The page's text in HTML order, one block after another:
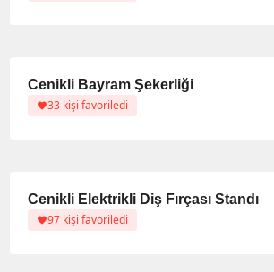
Cenikli Bayram Şekerliği
33 kişi favoriledi
Cenikli Elektrikli Diş Fırçası Standı
97 kişi favoriledi